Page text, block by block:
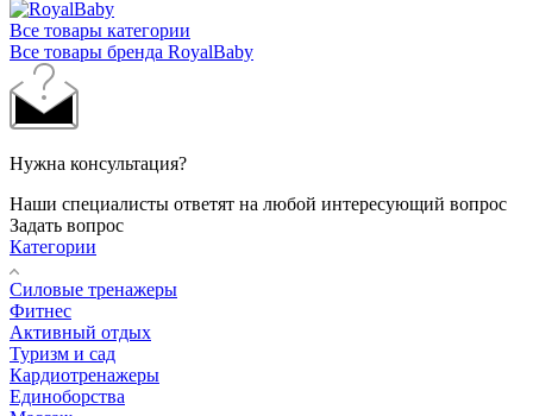
Все товары категории
Все товары бренда RoyalBaby
Нужна консультация?
Наши специалисты ответят на любой интересующий вопрос
Задать вопрос
Категории
Силовые тренажеры
Фитнес
Активный отдых
Туризм и сад
Кардиотренажеры
Единоборства